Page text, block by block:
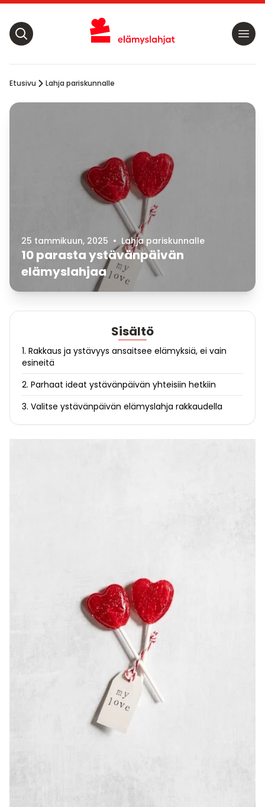
Etusivu Lahja pariskunnalle
25 tammikuun, 2025 • Lahja pariskunnalle
10 parasta ystävänpäivän
elämyslahjaa
Sisältö
1. Rakkaus ja ystävyys ansaitsee elämyksiä, ei vain
esineitä
2. Parhaat ideat ystävänpäivän yhteisiin hetkiin
3. Valitse ystävänpäivän elämyslahja rakkaudella